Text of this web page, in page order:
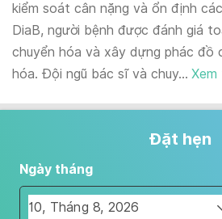
kiểm soát cân nặng và ổn định
DiaB, người bệnh được đánh giá
chuyển hóa và xây dựng phác đồ
hóa. Đội ngũ bác sĩ và chuy... Xem
Đặt hẹn
Ngày tháng